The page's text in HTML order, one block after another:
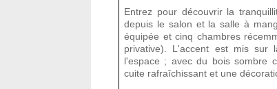
Entrez pour découvrir la
depuis le salon et la salle à
équipée et cinq chambres
privative). L'accent est mis sur
l'espace ; avec du bois sombre
cuite rafraîchissant et une